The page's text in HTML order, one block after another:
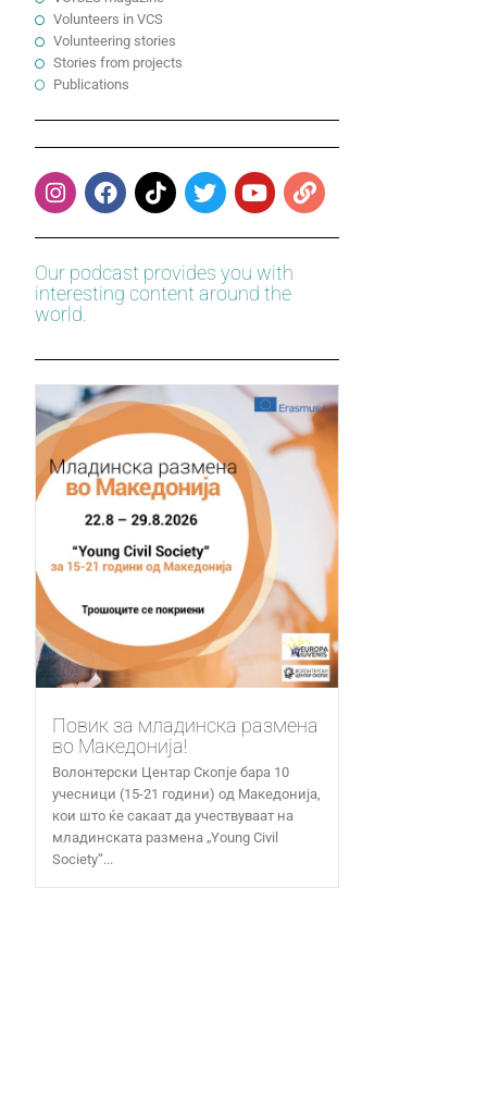
Volunteers in VCS
Volunteering stories
Stories from projects
Publications
Our podcast provides you with
interesting content around the
world.
Повик за младинска размена
во Македонија!
Волонтерски Центар Скопје бара 10
учесници (15-21 години) од Македонија,
кои што ќе сакаат да учествуваат на
младинската размена „Young Civil
Society“...